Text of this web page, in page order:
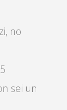
no
sei un